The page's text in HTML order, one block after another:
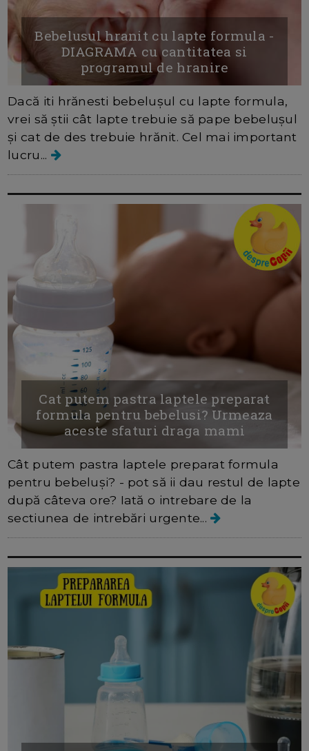
Bebelusul hranit cu lapte formula -
DIAGRAMA cu cantitatea si
programul de hranire
Dacă iti hrănesti bebelușul cu lapte formula,
vrei să știi cât lapte trebuie să pape bebelușul
și cat de des trebuie hrănit. Cel mai important
lucru...
Cat putem pastra laptele preparat
formula pentru bebelusi? Urmeaza
aceste sfaturi draga mami
Cât putem pastra laptele preparat formula
pentru bebeluși? - pot să ii dau restul de lapte
după câteva ore? Iată o intrebare de la
sectiunea de intrebări urgente...